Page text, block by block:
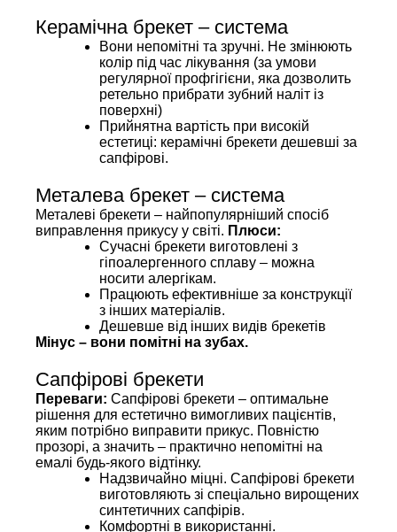
Керамічна брекет – система
Вони непомітні та зручні. Не змінюють
колір під час лікування (за умови
регулярної профгігієни, яка дозволить
ретельно прибрати зубний наліт із
поверхні)
Прийнятна вартість при високій
естетиці: керамічні брекети дешевші за
сапфірові.
Металева брекет – система
Металеві брекети – найпопулярніший спосіб
виправлення прикусу у світі. Плюси:
Сучасні брекети виготовлені з
гіпоалергенного сплаву – можна
носити алергікам.
Працюють ефективніше за конструкції
з інших матеріалів.
Дешевше від інших видів брекетів
Мінус – вони помітні на зубах.
Сапфірові брекети
Переваги: Сапфірові брекети – оптимальне
рішення для естетично вимогливих пацієнтів,
яким потрібно виправити прикус. Повністю
прозорі, а значить – практично непомітні на
емалі будь-якого відтінку.
Надзвичайно міцні. Сапфірові брекети
виготовляють зі спеціально вирощених
синтетичних сапфірів.
Комфортні в використанні.